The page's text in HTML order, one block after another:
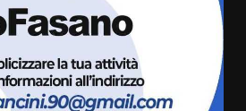
di Savelletri scrivono
“Noi cittadini di
2026 06:15